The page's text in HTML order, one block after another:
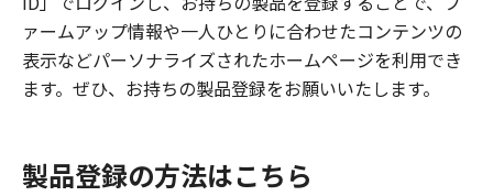
ァームアップ情報や一人ひとりに合わせたコンテンツの
表示などパーソナライズされたホームページを利用でき
ます。ぜひ、お持ちの製品登録をお願いいたします。
製品登録の方法はこちら